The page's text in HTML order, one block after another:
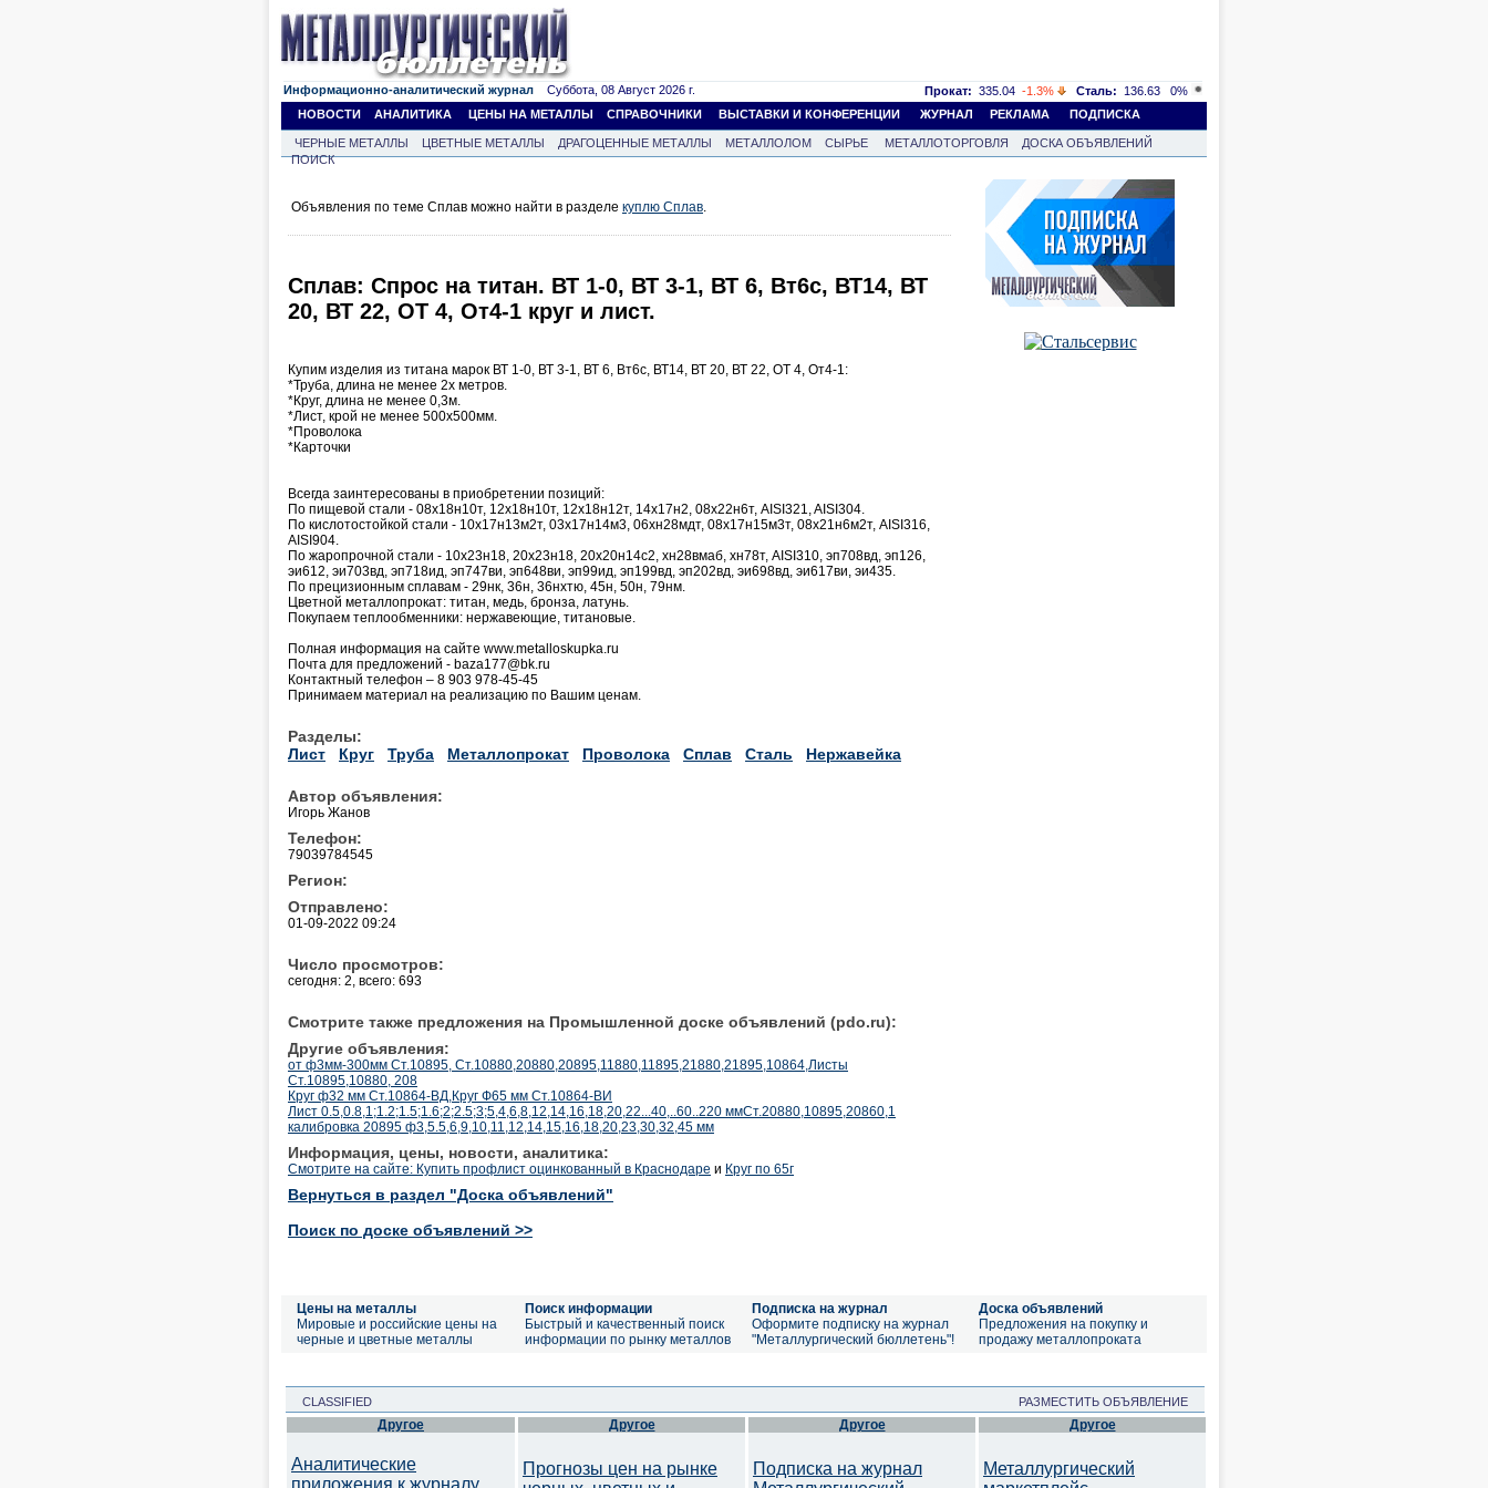
Информационно-аналитический журнал Суббота, 08 Август 2026 г. Прокат: 335.04 -1.3% Сталь: 136.63
0%
НОВОСТИ
АНАЛИТИКА ЦЕНЫ НА МЕТАЛЛЫ СПРАВОЧНИКИ ВЫСТАВКИ И КОНФЕРЕНЦИИ ЖУРНАЛ РЕКЛАМА ПОДПИСКА
ЧЕРНЫЕ МЕТАЛЛЫ ЦВЕТНЫЕ МЕТАЛЛЫ ДРАГОЦЕННЫЕ МЕТАЛЛЫ МЕТАЛЛОЛОМ СЫРЬЕ МЕТАЛЛОТОРГОВЛЯ
ДОСКА ОБЪЯВЛЕНИЙ
ПОИСК
Объявления по теме Сплав можно найти в разделе куплю Сплав.
Сплав: Спрос на титан. ВТ 1-0, ВТ 3-1, ВТ 6, Вт6с, ВТ14, ВТ
20, ВТ 22, ОТ 4, От4-1 круг и лист.
Купим изделия из титана марок ВТ 1-0, ВТ 3-1, ВТ 6, Вт6с, ВТ14, ВТ 20, ВТ 22, ОТ 4, От4-1:
*Труба, длина не менее 2х метров.
*Круг, длина не менее 0,3м.
*Лист, крой не менее 500х500мм.
*Проволока
*Карточки
Всегда заинтересованы в приобретении позиций:
По пищевой стали - 08х18н10т, 12х18н10т, 12х18н12т, 14х17н2, 08х22н6т, AISI321, AISI304.
По кислотостойкой стали - 10х17н13м2т, 03х17н14м3, 06хн28мдт, 08х17н15м3т, 08х21н6м2т, AISI316,
AISI904.
По жаропрочной стали - 10х23н18, 20х23н18, 20х20н14с2, хн28вмаб, хн78т, AISI310, эп708вд, эп126,
эи612, эи703вд, эп718ид, эп747ви, эп648ви, эп99ид, эп199вд, эп202вд, эи698вд, эи617ви, эи435.
По прецизионным сплавам - 29нк, 36н, 36нхтю, 45н, 50н, 79нм.
Цветной металлопрокат: титан, медь, бронза, латунь.
Покупаем теплообменники: нержавеющие, титановые.
Полная информация на сайте www.metalloskupka.ru
Почта для предложений - baza177@bk.ru
Контактный телефон – 8 903 978-45-45
Принимаем материал на реализацию по Вашим ценам.
Разделы:
Лист
Круг Труба Металлопрокат Проволока Сплав Сталь Нержавейка
Автор объявления:
Игорь Жанов
Телефон:
79039784545
Регион:
Отправлено:
01-09-2022 09:24
Число просмотров:
сегодня: 2, всего: 693
Смотрите также предложения на Промышленной доске объявлений (pdo.ru):
Другие объявления:
от ф3мм-300мм Ст.10895, Ст.10880,20880,20895,11880,11895,21880,21895,10864,Листы
Ст.10895,10880, 208
Круг ф32 мм Ст.10864-ВД,Круг Ф65 мм Ст.10864-ВИ
Лист 0.5,0.8,1;1.2;1.5;1.6;2;2.5;3;5,4,6,8,12,14,16,18,20,22...40,..60..220 ммСт.20880,10895,20860,1
калибровка 20895 ф3,5.5,6,9,10,11,12,14,15,16,18,20,23,30,32,45 мм
Информация, цены, новости, аналитика:
Смотрите на сайте: Купить профлист оцинкованный в Краснодаре и Круг по 65г
Вернуться в раздел "Доска объявлений"
Поиск по доске объявлений >>
Цены на металлы
Мировые и российские цены на
черные и цветные металлы
Поиск информации
Быстрый и качественный поиск
информации по рынку металлов
Подписка на журнал
Оформите подписку на журнал
"Металлургический бюллетень"!
Доска объявлений
Предложения на покупку и
продажу металлопроката
CLASSIFIED РАЗМЕСТИТЬ ОБЪЯВЛЕНИЕ
Другое
Аналитические
приложения к журналу
Другое
Прогнозы цен на рынке
Другое
Подписка на журнал
Другое
Металлургический